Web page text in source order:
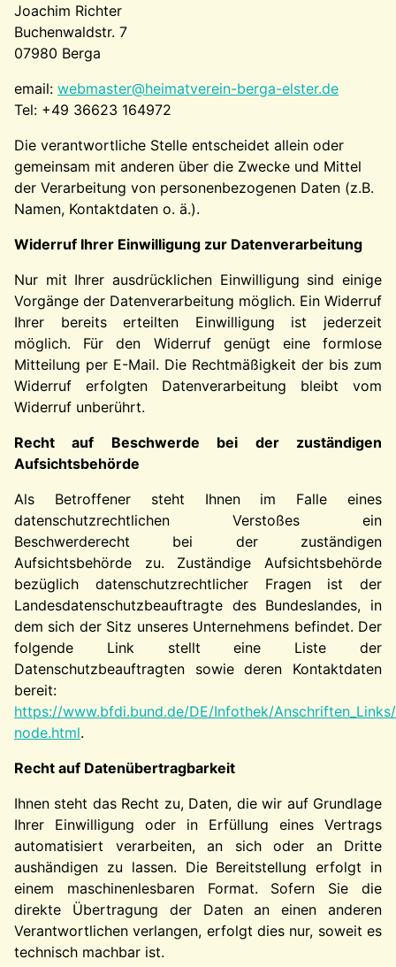
Joachim Richter
Buchenwaldstr. 7
07980 Berga
email: webmaster@heimatverein-berga-elster.de
Tel: +49 36623 164972
Die verantwortliche Stelle entscheidet allein oder
gemeinsam mit anderen über die Zwecke und Mittel
der Verarbeitung von personenbezogenen Daten (z.B.
Namen, Kontaktdaten o. ä.).
Widerruf Ihrer Einwilligung zur Datenverarbeitung
Nur mit Ihrer ausdrücklichen Einwilligung sind einige
Vorgänge der Datenverarbeitung möglich. Ein Widerruf
Ihrer bereits erteilten Einwilligung ist jederzeit
möglich. Für den Widerruf genügt eine formlose
Mitteilung per E-Mail. Die Rechtmäßigkeit der bis zum
Widerruf erfolgten Datenverarbeitung bleibt vom
Widerruf unberührt.
Recht auf Beschwerde bei der zuständigen
Aufsichtsbehörde
Als Betroffener steht Ihnen im Falle eines
datenschutzrechtlichen Verstoßes ein
Beschwerderecht bei der zuständigen
Aufsichtsbehörde zu. Zuständige Aufsichtsbehörde
bezüglich datenschutzrechtlicher Fragen ist der
Landesdatenschutzbeauftragte des Bundeslandes, in
dem sich der Sitz unseres Unternehmens befindet. Der
folgende Link stellt eine Liste der
Datenschutzbeauftragten sowie deren Kontaktdaten
bereit:
https://www.bfdi.bund.de/DE/Infothek/
node.html.
Recht auf Datenübertragbarkeit
Ihnen steht das Recht zu, Daten, die wir auf Grundlage
Ihrer Einwilligung oder in Erfüllung eines Vertrags
automatisiert verarbeiten, an sich oder an Dritte
aushändigen zu lassen. Die Bereitstellung erfolgt in
einem maschinenlesbaren Format. Sofern Sie die
direkte Übertragung der Daten an einen anderen
Verantwortlichen verlangen, erfolgt dies nur, soweit es
technisch machbar ist.